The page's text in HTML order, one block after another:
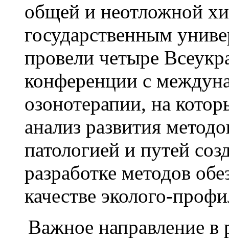
общей и неотложной
государственным
провели четыре
конференции с
озонотерапии, на
анализ развития
патологией и путей
разработке методов
качестве эколого-
Важное направление в